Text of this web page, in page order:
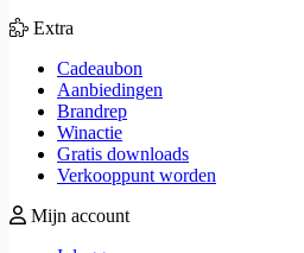
Extra
Cadeaubon
Aanbiedingen
Brandrep
Winactie
Gratis downloads
Verkooppunt worden
Mijn account